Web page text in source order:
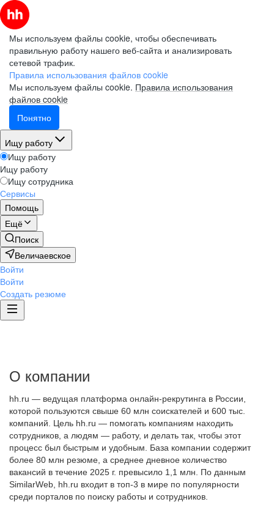
Мы используем файлы cookie, чтобы обеспечивать
правильную работу нашего веб-сайта и анализировать
сетевой трафик.
Правила использования файлов cookie
Мы используем файлы cookie. Правила использования
файлов cookie
Понятно
Ищу работу
Ищу работу
Ищу работу
Ищу сотрудника
Сервисы
Помощь
Ещё
Поиск
Величаевское
Войти
Войти
Создать резюме
О компании
hh.ru — ведущая платформа онлайн-рекрутинга в России,
которой пользуются свыше 60 млн соискателей и 600 тыс.
компаний. Цель hh.ru — помогать компаниям находить
сотрудников, а людям — работу, и делать так, чтобы этот
процесс был быстрым и удобным. База компании содержит
более 80 млн резюме, а среднее дневное количество
вакансий в течение 2025 г. превысило 1,1 млн. По данным
SimilarWeb, hh.ru входит в топ-3 в мире по популярности
среди порталов по поиску работы и сотрудников.